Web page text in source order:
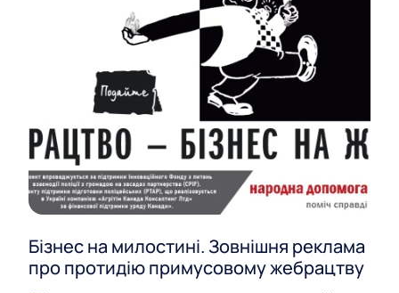
Бізнес на милостині. Зовнішня реклама
про протидію примусовому жебрацтву